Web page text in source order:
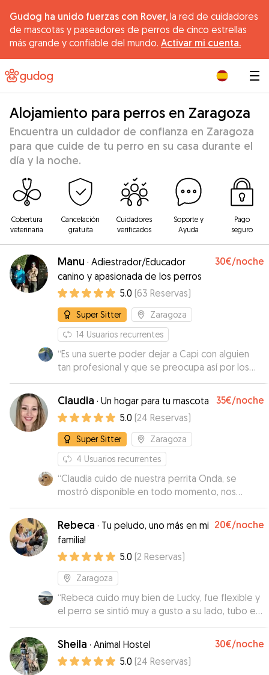
Gudog ha unido fuerzas con Rover, la red de cuidadores
de mascotas y paseadores de perros de cinco estrellas
más grande y confiable del mundo. Activar mi cuenta.
Alojamiento para perros en Zaragoza
Encuentra un cuidador de confianza en Zaragoza
para que cuide de tu perro en su casa durante el
día y la noche.
Cobertura
veterinaria
Cancelación
gratuita
Cuidadores
verificados
Soporte y
Ayuda
Pago
seguro
Manu · Adiestrador/Educador
canino y apasionada de los perros
30€/noche
5.0 (63 Reservas)
Super Sitter
Zaragoza
14 Usuarios recurrentes
“Es una suerte poder dejar a Capi con alguien
tan profesional y que se preocupa así por los
perros. Capi se lo ha pasado genial jugando con
los demás perros, como en un campamento de
verano 🤪. Ademas de la tranquilidad que da ir
recibiendo videos y fotos diarios para ver como
esta. Sin duda repetiremos siempre que
necesite dejar a Capi con alguien.
Claudia · Un hogar para tu mascota 35€/noche
5.0 (24 Reservas)
Super Sitter
Zaragoza
4 Usuarios recurrentes
“Claudia cuido de nuestra perrita Onda, se
mostró disponible en todo momento, nos
mantuvo informados de cómo estaba durante el
día, un encanto ! Sin duda volveremos a solicitarla
Muchas gracias por todo ! ”
Rebeca · Tu peludo, uno más en mi
familia!
20€/noche
5.0 (2 Reservas)
Zaragoza
“Rebeca cuido muy bien de Lucky, fue flexible y
el perro se sintió muy a gusto a su lado, tubo en
cuenta todas sus necesidades y se interesó por
tenernos informados en todo momento,
repetiremos sin duda!!
Sheila · Animal Hostel 30€/noche
5.0 (24 Reservas)